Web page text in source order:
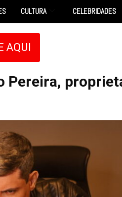
CULTURA CELEBRIDADES
AQUI
Pereira,